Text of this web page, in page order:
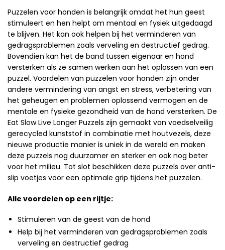
Puzzelen voor honden is belangrijk omdat het hun geest
stimuleert en hen helpt om mentaal en fysiek uitgedaagd
te blijven. Het kan ook helpen bij het verminderen van
gedragsproblemen zoals verveling en destructief gedrag.
Bovendien kan het de band tussen eigenaar en hond
versterken als ze samen werken aan het oplossen van een
puzzel. Voordelen van puzzelen voor honden zijn onder
andere vermindering van angst en stress, verbetering van
het geheugen en problemen oplossend vermogen en de
mentale en fysieke gezondheid van de hond versterken. De
Eat Slow Live Longer Puzzels zijn gemaakt van voedselveilig
gerecycled kunststof in combinatie met houtvezels, deze
nieuwe productie manier is uniek in de wereld en maken
deze puzzels nog duurzamer en sterker en ook nog beter
voor het milieu. Tot slot beschikken deze puzzels over anti-
slip voetjes voor een optimale grip tijdens het puzzelen.
Alle voordelen op een rijtje:
Stimuleren van de geest van de hond
Help bij het verminderen van gedragsproblemen zoals
verveling en destructief gedrag